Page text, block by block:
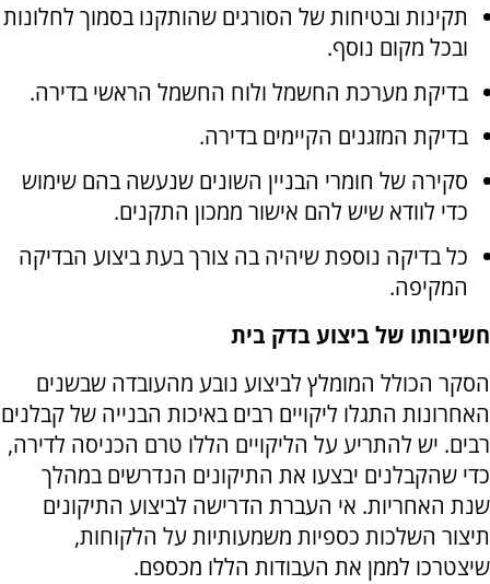
תקינות ובטיחות של הסורגים שהותקנו בסמוך לחלונות
ובכל מקום נוסף.
בדיקת מערכת החשמל ולוח החשמל הראשי בדירה.
בדיקת המזגנים הקיימים בדירה.
סקירה של חומרי הבניין השונים שנעשה בהם שימוש
כדי לוודא שיש להם אישור ממכון התקנים.
כל בדיקה נוספת שיהיה בה צורך בעת ביצוע הבדיקה
המקיפה.
חשיבותו של ביצוע בדק בית
הסקר הכולל המומלץ לביצוע נובע מהעובדה שבשנים
האחרונות התגלו ליקויים רבים באיכות הבנייה של קבלנים
רבים. יש להתריע על הליקויים הללו טרם הכניסה לדירה,
כדי שהקבלנים יבצעו את התיקונים הנדרשים במהלך
שנת האחריות. אי העברת הדרישה לביצוע התיקונים
תיצור השלכות כספיות משמעותיות על הלקוחות,
שיצטרכו לממן את העבודות הללו מכספם.